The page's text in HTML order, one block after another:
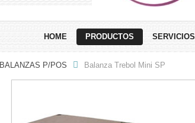
HOME PRODUCTOS SERVICIOS
BALANZAS P/POS Balanza Trebol Mini SP